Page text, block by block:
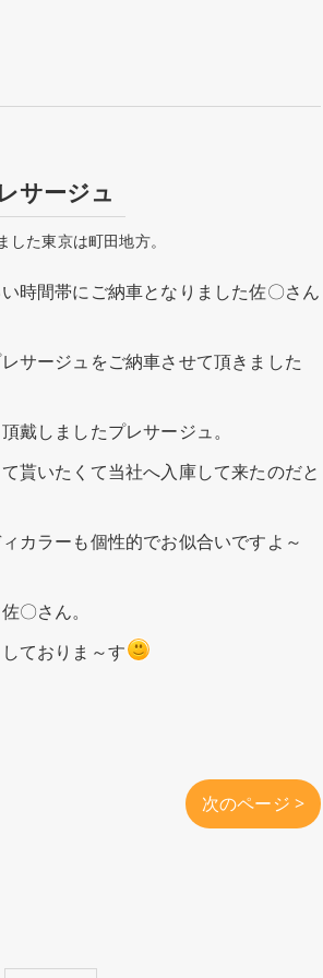
サージュ
した東京は町田地方。
時間帯にご納車となりました佐〇さん
サージュをご納車させて頂きました
戴しましたプレサージュ。
貰いたくて当社へ入庫して来たのだと
カラーも個性的でお似合いですよ～
〇さん。
ておりま～す
次のページ >